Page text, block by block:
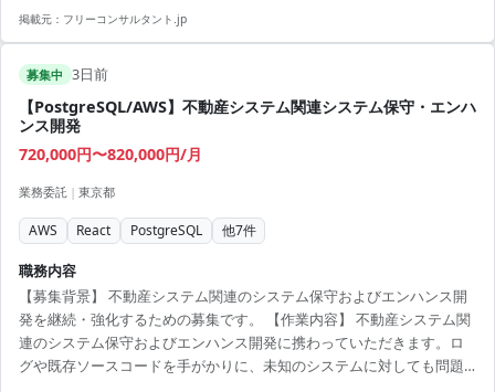
用設計／ハンズオン ■求めるプロ人材、コンサルタン...
掲載元： フリーコンサルタント.jp
募集中 3日前
【PostgreSQL/AWS】不動産システム関連システム保守・エンハ
ンス開発
720,000円〜820,000円/月
業務委託 | 東京都
AWS React PostgreSQL 他7件
職務内容
【募集背景】 不動産システム関連のシステム保守およびエンハンス開
発を継続・強化するための募集です。 【作業内容】 不動産システム関
連のシステム保守およびエンハンス開発に携わっていただきます。ロ
グや既存ソースコードを手がかりに、未知のシステムに対しても問題